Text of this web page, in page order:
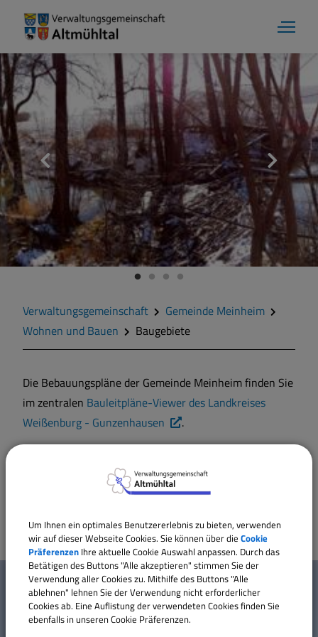
Gemeinde Meinheim
Grußwort
Kontakt
Veranstaltungen
Zahlen und Daten
Geschichte
Gemeinderat
Gemeindeteile
Dorfwettbewerb
Mitteilungsblatt
Verwaltungsgemeinschaft
Gemeinde Meinheim
Wohnen und Bauen
Baugebiete
Die Bebauungspläne der Gemeinde Meinheim finden Sie
im zentralen Bauleitpläne-Viewer des Landkreises
Weißenburg - Gunzenhausen
.
steht Ihnen das Bauamt der Verwaltungsgemeinschaft
Altmühltal gerne zur Verfügung.
W
Mehr entdecken
Kontakt
Um Ihnen ein optimales Benutzererlebnis zu bieten, verwenden
wir auf dieser Webseite Cookies. Sie können über die Cookie
Präferenzen Ihre aktuelle Cookie Auswahl anpassen. Durch das
Betätigen des Buttons "Alle akzeptieren" stimmen Sie der
Verwendung aller Cookies zu. Mithilfe des Buttons "Alle
ablehnen" lehnen Sie der Verwendung nicht erforderlicher
Cookies ab. Eine Auflistung der verwendeten Cookies finden Sie
ebenfalls in unseren Cookie Präferenzen.